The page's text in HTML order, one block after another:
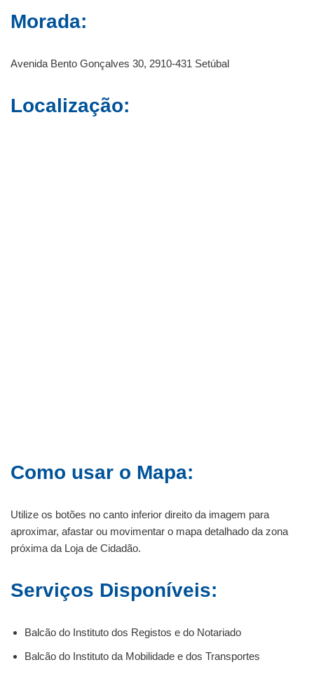
Morada:
Avenida Bento Gonçalves 30, 2910-431 Setúbal
Localização:
Como usar o Mapa:
Utilize os botões no canto inferior direito da imagem para
aproximar, afastar ou movimentar o mapa detalhado da zona
próxima da Loja de Cidadão.
Serviços Disponíveis:
Balcão do Instituto dos Registos e do Notariado
Balcão do Instituto da Mobilidade e dos Transportes